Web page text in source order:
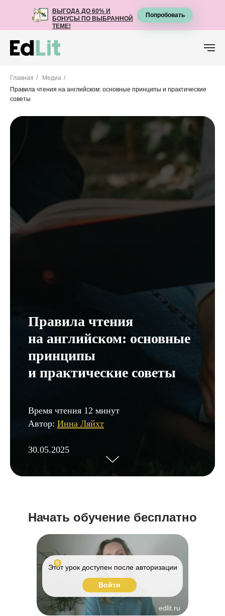
ВЫГОДА ДО 60% И
БОНУСЫ ПО ВЫБРАННОЙ
ТЕМЕ!
Попробовать
ВЫГОДА ДО 60% И
БОНУСЫ ПО ВЫБРАННОЙ
ТЕМЕ!
Попробовать
Главная / Медиа /
Правила чтения на английском: основные принципы и практические
советы
Правила чтения
на английском: основные
принципы
и практические советы
Время чтения 12 минут
Автор: Инна Ляйхт
30.05.2025
Начать обучение бесплатно
edlit.ru
Войти
Этот урок доступен после авторизации